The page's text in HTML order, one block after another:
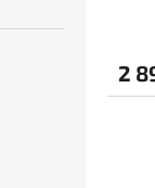
2